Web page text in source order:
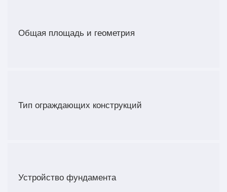
Общая площадь и геометрия
Тип ограждающих конструкций
Устройство фундамента